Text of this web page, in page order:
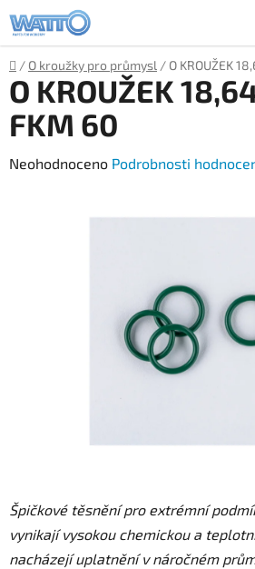
na
obsah
Domů
/ O kroužky pro průmysl / O KROUŽEK
Špičkové těsnění pro extrémní
vynikají vysokou chemickou a
nacházejí uplatnění v náročném
O KROUŽEK
FKM 60
Průměrné
Neohodnoceno Podrobnosti